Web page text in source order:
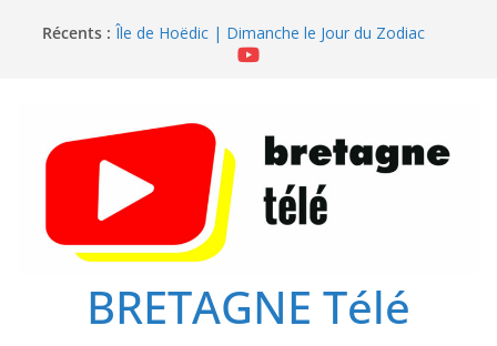
Récents : Île de Hoëdic | Sensations Fortes en Open Skiff
Île de Hoëdic | Dimanche le Jour du Zodiac
Île de Hoëdic | Le Sémaphore ouvert au Public
BRETAGNE Télé